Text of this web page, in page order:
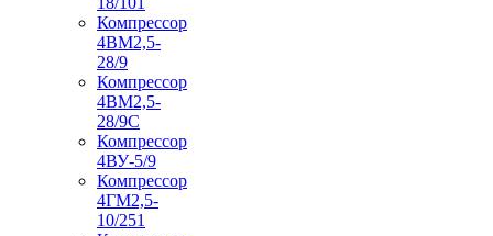
Компрессор
4ВМ2,5-
28/9
Компрессор
4ВМ2,5-
28/9С
Компрессор
4ВУ-5/9
Компрессор
4ГМ2,5-
10/251